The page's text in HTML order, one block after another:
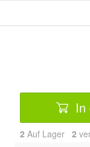
In
2 Auf Lager 2